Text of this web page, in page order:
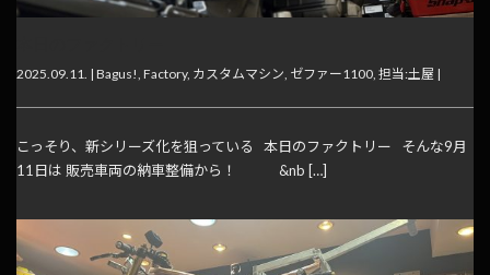
2025.09.11. | Bagus! Factory, カスタムマシン ゼファー1100 担当:土屋 |
こっそり、新シリーズ化を狙っている 本日のファクトリー そんな9月
11日は 販売車両の納車整備から！ &nb […]